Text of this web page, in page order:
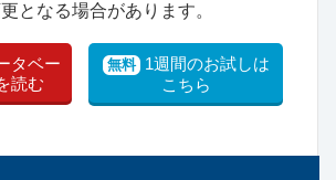
となる場合があります。
タベー
読む
無料 1週間のお試しは
こちら